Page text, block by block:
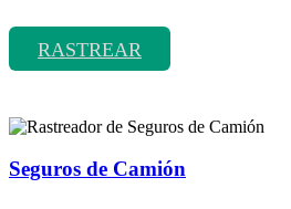
RASTREAR
Seguros de Camión